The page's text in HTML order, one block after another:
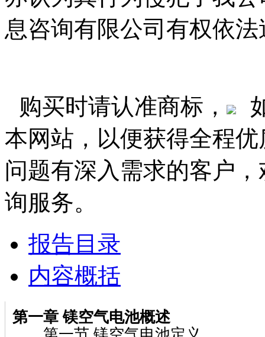
息咨询有限公司有权依
购买时请认准商标，
本网站，以便获得全程
问题有深入需求的客户
询服务。
报告目录
内容概括
第一章 镁空气电池概述